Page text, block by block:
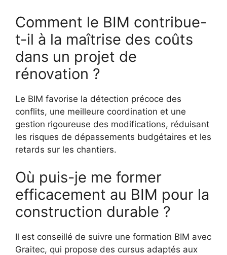
Comment le BIM contribue-
t-il à la maîtrise des coûts
dans un projet de
rénovation ?
Le BIM favorise la détection précoce des
conflits, une meilleure coordination et une
gestion rigoureuse des modifications, réduisant
les risques de dépassements budgétaires et les
retards sur les chantiers.
Où puis-je me former
efficacement au BIM pour la
construction durable ?
Il est conseillé de suivre une formation BIM avec
Graitec, qui propose des cursus adaptés aux